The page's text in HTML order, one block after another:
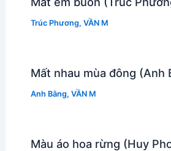
Trúc Phương, VẦN M
Mất nhau mùa đông (Anh
Anh Bằng, VẦN M
Màu áo hoa rừng (Huy